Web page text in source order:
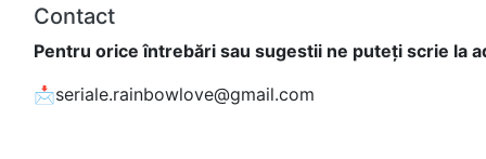
Contact
Pentru orice întrebări sau sugestii ne puteți scrie la
📩seriale.rainbowlove@gmail.com